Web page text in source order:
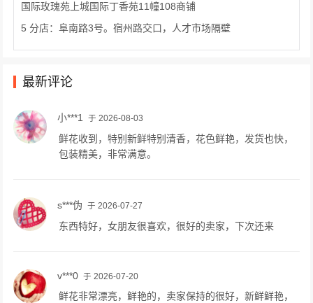
国际玫瑰苑上城国际丁香苑11幢108商铺
5 分店：阜南路3号。宿州路交口，人才市场隔壁
最新评论
小***1 于 2026-08-03
鲜花收到，特别新鲜特别清香，花色鲜艳，发货也快，
包装精美，非常满意。
s***伪 于 2026-07-27
东西特好，女朋友很喜欢，很好的卖家，下次还来
v***0 于 2026-07-20
鲜花非常漂亮，鲜艳的，卖家保持的很好，新鲜鲜艳，